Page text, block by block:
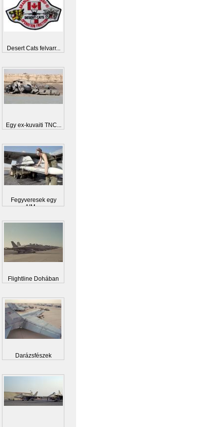
Desert Cats felvarr...
Egy ex-kuvaiti TNC...
Fegyveresek egy
AIM-...
Flightline Dohában
Darázsfészek